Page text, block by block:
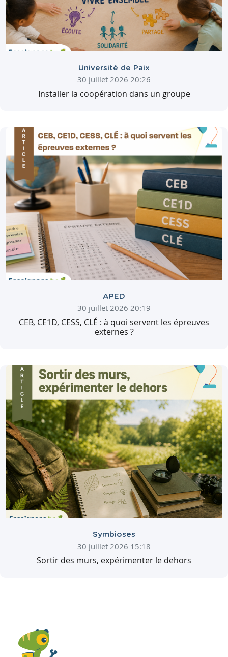
Université de Paix
30 juillet 2026 20:26
Installer la coopération dans un groupe
APED
30 juillet 2026 20:19
CEB, CE1D, CESS, CLÉ : à quoi servent les épreuves
externes ?
Symbioses
30 juillet 2026 15:18
Sortir des murs, expérimenter le dehors